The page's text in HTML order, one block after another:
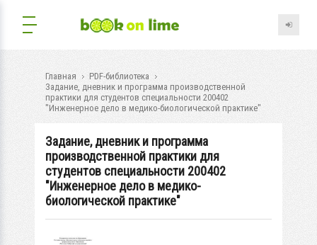
Главная
PDF-библиотека
Задание, дневник и программа производственной
практики для студентов специальности 200402
"Инженерное дело в медико-биологической практике"
Задание, дневник и программа
производственной практики для
студентов специальности 200402
"Инженерное дело в медико-
биологической практике"